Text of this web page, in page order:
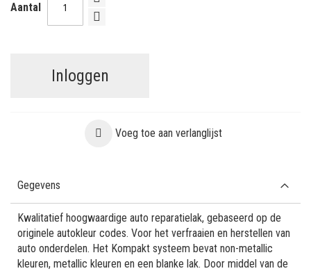
Aantal
Inloggen
Voeg toe aan verlanglijst
Gegevens
Kwalitatief hoogwaardige auto reparatielak, gebaseerd op de
originele autokleur codes. Voor het verfraaien en herstellen van
auto onderdelen. Het Kompakt systeem bevat non-metallic
kleuren, metallic kleuren en een blanke lak. Door middel van de